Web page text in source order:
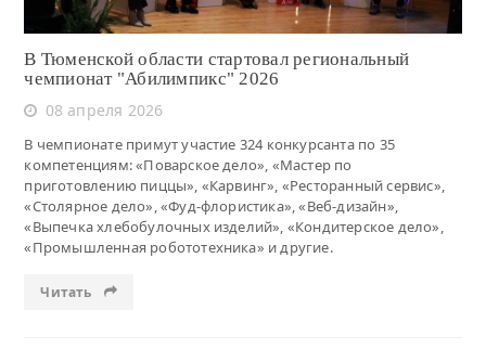
В Тюменской области стартовал региональный
чемпионат "Абилимпикс" 2026
08 апреля 2026
В чемпионате примут участие 324 конкурсанта по 35
компетенциям: «Поварское дело», «Мастер по
приготовлению пиццы», «Карвинг», «Ресторанный сервис»,
«Столярное дело», «Фуд-флористика», «Веб-дизайн»,
«Выпечка хлебобулочных изделий», «Кондитерское дело»,
«Промышленная робототехника» и другие.
Читать